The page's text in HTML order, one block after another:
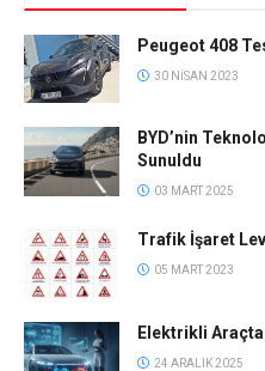
Peugeot 408
30 NISAN 2023
BYD’nin
Sunuldu
03 MART 2025
Trafik İşaret
05 MART 2023
Elektrikli Araçta
24 ARALIK 2025